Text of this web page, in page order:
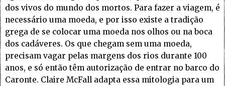
dos vivos do mundo dos mortos. Para fazer a viagem, é
necessário uma moeda, e por isso existe a tradição
grega de se colocar uma moeda nos olhos ou na boca
dos cadáveres. Os que chegam sem uma moeda,
precisam vagar pelas margens dos rios durante 100
anos, e só então têm autorização de entrar no barco do
Caronte. Claire McFall adapta essa mitologia para um